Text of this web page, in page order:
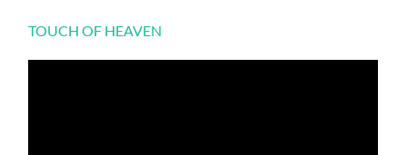
TOUCH OF HEAVEN